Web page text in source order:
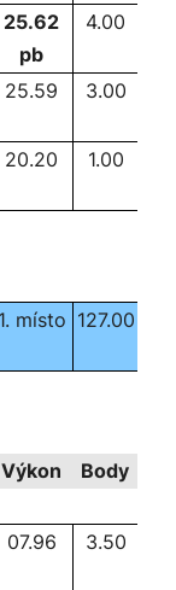
25.62
pb
4.00
25.59 3.00
20.20 1.00
1. místo 127.00
Výkon
Body
07.96 3.50